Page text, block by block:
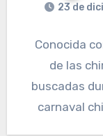
23 de
Conocida
de las
buscadas
carnaval